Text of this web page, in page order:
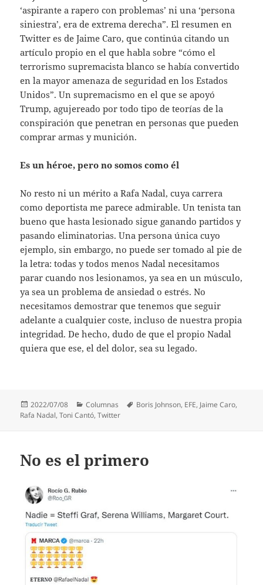
‘aspirante a rapero con problemas’ ni una ‘persona
siniestra’, era de extrema derecha”. El resumen en
Twitter es de Jaime Caro, que continúa citando un
artículo propio en el que habla sobre “cómo el
terrorismo supremacista blanco se había convertido
en la mayor amenaza de seguridad en los Estados
Unidos”. Un supremacismo en el que se apoyó
Trump, agujereado por todo tipo de teorías de la
conspiración que penetran en personas que pueden
comprar armas y munición.
Es un héroe, pero no somos como él
No resto ni un mérito a Rafa Nadal, cuya carrera
como deportista me parece admirable. Un tenista tan
bueno que hasta lesionado sigue ganando partidos y
pasando eliminatorias. Una persona única cuyo
ejemplo, sin embargo, no puede ser tomado al pie de
la letra: todas y todos menos Nadal necesitamos
parar cuando nos lesionamos, ya sea en un músculo,
ya sea un problema de ansiedad o estrés. No
necesitamos demostrar que tenemos que seguir
adelante a cualquier coste, incluso de nuestra propia
integridad. De hecho, dudo de que el propio Nadal
quiera que ese, el del dolor, sea su legado.
Publicado
el
2022/07/08 Categorías
Columnas Etiquetas
Boris Johnson, EFE, Jaime Caro,
Rafa Nadal,Toni Cantó,Twitter
No es el primero